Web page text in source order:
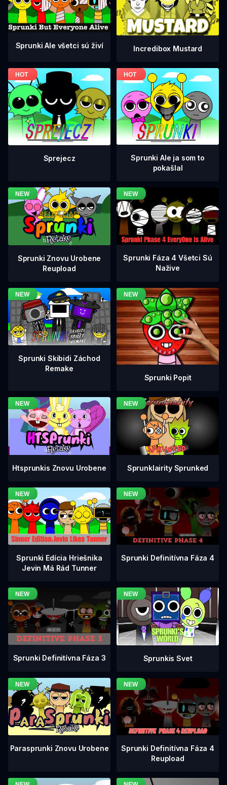
Sprunki Ale všetci sú živí Incredibox Mustard
Sprejecz
Sprunki Ale ja som to
pokašlal
Sprunki Znovu Urobene
Reupload
Sprunki Fáza 4 Všetci Sú
Nažive
Sprunki Skibidi Záchod
Remake
Sprunki Popit
Htsprunkis Znovu Urobene Sprunklairity Sprunked
Sprunki Edícia Hriešnika
Jevin Má Rád Tunner
Sprunki Definitívna Fáza 4
Sprunki Definitívna Fáza 3 Sprunkis Svet
Parasprunki Znovu Urobene
Sprunki Definitívna Fáza 4
Reupload